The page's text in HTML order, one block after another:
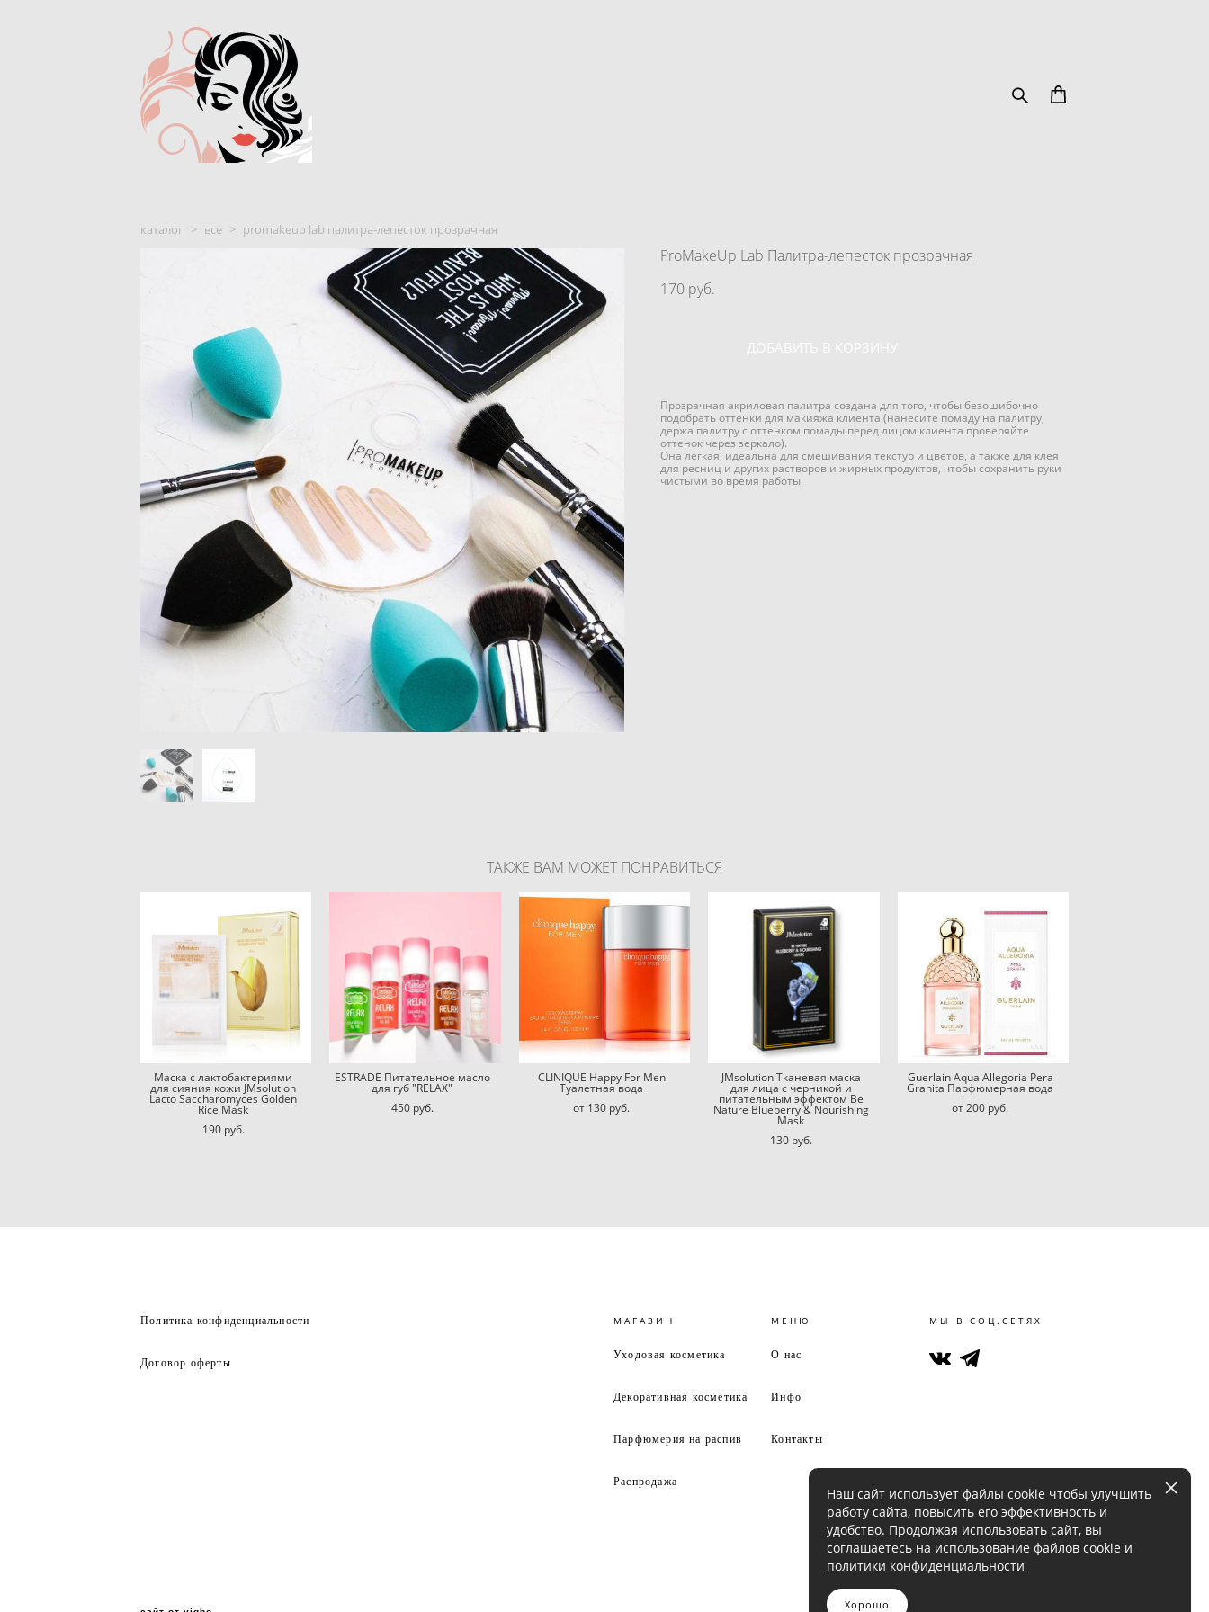
каталог > все > promakeup lab палитра-лепесток прозрачная
ProMakeUp Lab Палитра-лепесток прозрачная
170 pуб.
ДОБАВИТЬ В КОРЗИНУ
Прозрачная акриловая палитра создана для того, чтобы безошибочно
подобрать оттенки для макияжа клиента (нанесите помаду на палитру,
держа палитру с оттенком помады перед лицом клиента проверяйте
оттенок через зеркало).
Она легкая, идеальна для смешивания текстур и цветов, а также для клея
для ресниц и других растворов и жирных продуктов, чтобы сохранить руки
чистыми во время работы.
ТАКЖЕ ВАМ МОЖЕТ ПОНРАВИТЬСЯ
Маска с лактобактериями
для сияния кожи JMsolution
Lacto Saccharomyces Golden
Rice Mask
190 pуб.
ESTRADE Питательное масло
для губ "RELAX"
450 pуб.
CLINIQUE Happy For Men
Туалетная вода
от 130 pуб.
JMsolution Тканевая маска
для лица с черникой и
питательным эффектом Be
Nature Blueberry & Nourishing
Mask
130 pуб.
Guerlain Aqua Allegoria Pera
Granita Парфюмерная вода
от 200 pуб.
Политика конфиденциальности
Договор оферты
МАГАЗИН
Уходовая косметика
Декоративная косметика
Парфюмерия на распив
Распродажа
МЕНЮ
О нас
Инфо
Контакты
МЫ В СОЦ.СЕТЯХ
Наш сайт использует файлы cookie чтобы улучшить
работу сайта, повысить его эффективность и
удобство. Продолжая использовать сайт, вы
соглашаетесь на использование файлов cookie и
политики конфиденциальности
Хорошо